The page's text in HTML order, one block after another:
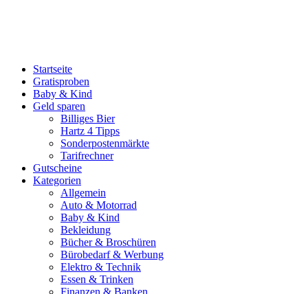
Startseite
Gratisproben
Baby & Kind
Geld sparen
Billiges Bier
Hartz 4 Tipps
Sonderpostenmärkte
Tarifrechner
Gutscheine
Kategorien
Allgemein
Auto & Motorrad
Baby & Kind
Bekleidung
Bücher & Broschüren
Bürobedarf & Werbung
Elektro & Technik
Essen & Trinken